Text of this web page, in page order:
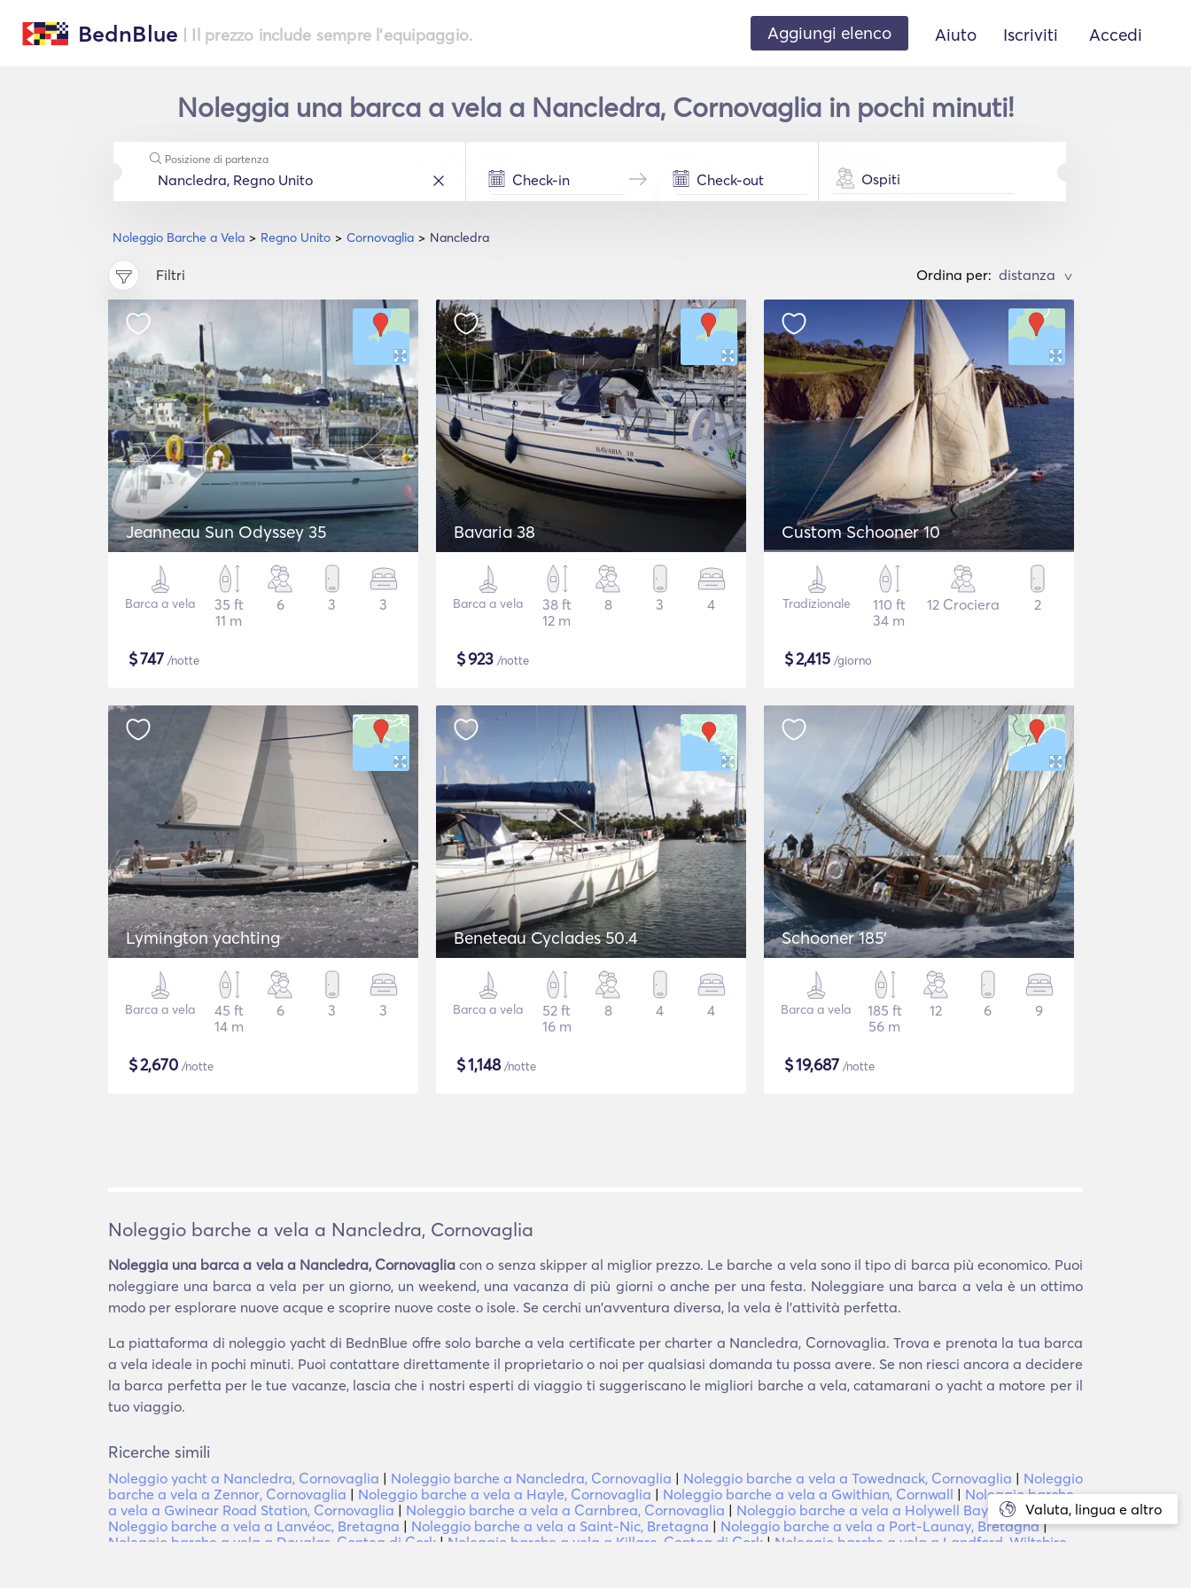
BednBlue | Il prezzo include sempre l'equipaggio. Aggiungi elenco Aiuto Iscriviti Accedi
Noleggia una barca a vela a Nancledra, Cornovaglia in pochi minuti!
Noleggio Barche a Vela Regno Unito Cornovaglia Nancledra
Posizione di partenza
Ospiti
Filtri Ordina per: >
Jeanneau Sun Odyssey 35
Barca a vela
35 ft
11 m
6 3 3
$747 /notte
Bavaria 38
Barca a vela
38 ft
12 m
8 3 4
$923 /notte
Custom Schooner 10
Tradizionale
110 ft
34 m
12 Crociera 2
$2,415 /giorno
Lymington yachting
Barca a vela
45 ft
14 m
6 3 3
$2,670 /notte
Beneteau Cyclades 50.4
Barca a vela
52 ft
16 m
8 4 4
$1,148/notte
Schooner 185'
Barca a vela
185 ft
56 m
12 6 9
$19,687 /notte
Valuta, lingua e altro
Noleggio barche a vela a Nancledra, Cornovaglia
Noleggia una barca a vela a Nancledra, Cornovaglia con o senza skipper al miglior prezzo. Le barche a vela sono il tipo di barca più economico. Puoi
noleggiare una barca a vela per un giorno, un weekend, una vacanza di più giorni o anche per una festa. Noleggiare una barca a vela è un ottimo
modo per esplorare nuove acque e scoprire nuove coste o isole. Se cerchi un'avventura diversa, la vela è l'attività perfetta.
La piattaforma di noleggio yacht di BednBlue offre solo barche a vela certificate per charter a Nancledra, Cornovaglia. Trova e prenota la tua barca
a vela ideale in pochi minuti. Puoi contattare direttamente il proprietario o noi per qualsiasi domanda tu possa avere. Se non riesci ancora a decidere
la barca perfetta per le tue vacanze, lascia che i nostri esperti di viaggio ti suggeriscano le migliori barche a vela, catamarani o yacht a motore per il
tuo viaggio.
Ricerche simili
Noleggio yacht a Nancledra, Cornovaglia | Noleggio barche a Nancledra, Cornovaglia | Noleggio barche a vela a Towednack, Cornovaglia | Noleggio
barche a vela a Zennor, Cornovaglia | Noleggio barche a vela a Hayle, Cornovaglia | Noleggio barche a vela a Gwithian, Cornwall | Noleggio barche
a vela a Gwinear Road Station, Cornovaglia | Noleggio barche a vela a Carnbrea, Cornovaglia | Noleggio barche a vela a Holywell Bay, Cornovaglia |
Noleggio barche a vela a Lanvéoc, Bretagna | Noleggio barche a vela a Saint-Nic, Bretagna | Noleggio barche a vela a Port-Launay, Bretagna|
Noleggio barche a vela a Douglas, Contea di Cork | Noleggio barche a vela a Killare, Contea di Cork | Noleggio barche a vela a Landford, Wiltshire